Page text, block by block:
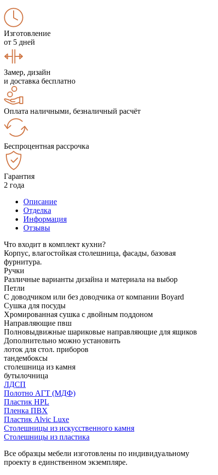
Изготовление
от 5 дней
Замер, дизайн
и доставка бесплатно
Оплата наличными, безналичный расчёт
Беспроцентная рассрочка
Гарантия
2 года
Описание
Отделка
Информация
Отзывы
Что входит в комплект кухни?
Корпус, влагостойкая столешница, фасады, базовая
фурнитура.
Ручки
Различные варианты дизайна и материала на выбор
Петли
С доводчиком или без доводчика от компании Boyard
Сушка для посуды
Хромированная сушка с двойным поддоном
Направляющие пвш
Полновыдвижные шариковые направляющие для ящиков
Дополнительно можно установить
лоток для стол. приборов
тандембоксы
столешница из камня
бутылочница
ЛДСП
Полотно АГТ (МДФ)
Пластик HPL
Пленка ПВХ
Пластик Alvic Luxe
Столешницы из искусственного камня
Столешницы из пластика
Все образцы мебели изготовлены по индивидуальному
проекту в единственном экземпляре.